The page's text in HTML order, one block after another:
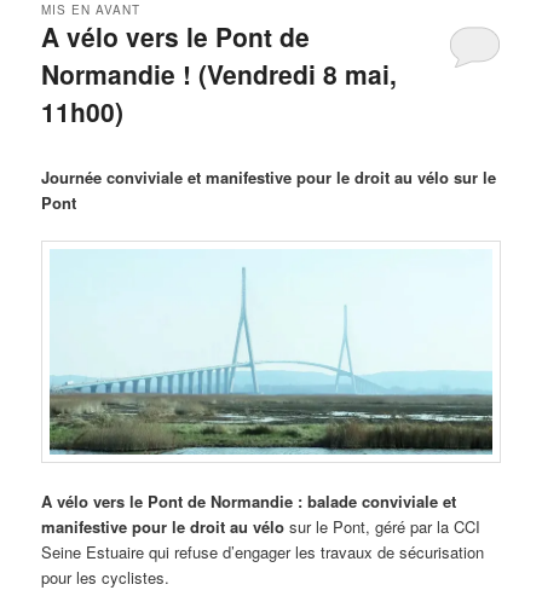
A vélo vers le Pont de
Normandie ! (Vendredi 8 mai,
11h00)
MIS EN AVANT
Journée conviviale et manifestive pour le droit au vélo sur le
Pont
A vélo vers le Pont de Normandie : balade conviviale et
manifestive pour le droit au vélo sur le Pont, géré par la CCI
Seine Estuaire qui refuse d’engager les travaux de sécurisation
pour les cyclistes.